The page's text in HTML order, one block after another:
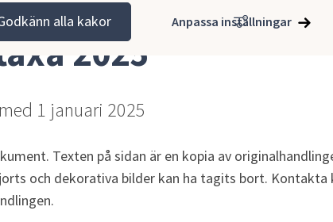
alla kakor Anpassa inställningar
och verksamhet
2025
1 januari 2025
Texten på sidan är en kopia av
och dekorativa bilder kan ha tagits bort. Kontakta